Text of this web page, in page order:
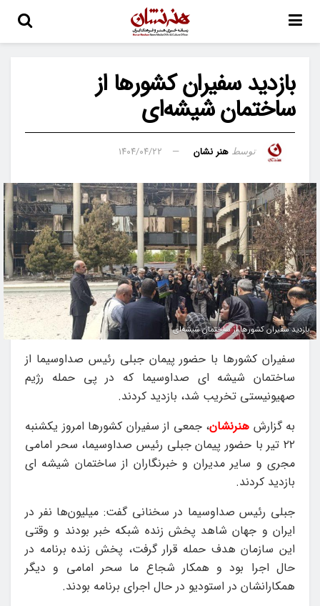
بازدید سفیران کشورها از
ساختمان شیشه‌ای
توسط هنر نشان ۱۴۰۴/۰۴/۲۲
بازدید سفیران کشورها از ساختمان شیشه‌ای
سفیران کشورها با حضور پیمان جبلی رئیس صداوسیما از
ساختمان شیشه ای صداوسیما که در پی حمله رژیم
صهیونیستی تخریب شد، بازدید کردند.
به گزارش هنرنشان، جمعی از سفیران کشورها امروز یکشنبه
۲۲ تیر با حضور پیمان جبلی رئیس صداوسیما، سحر امامی
مجری و سایر مدیران و خبرنگاران از ساختمان شیشه ای
بازدید کردند.
جبلی رئیس صداوسیما در سخنانی گفت: میلیون‌ها نفر در
ایران و جهان شاهد پخش زنده شبکه خبر بودند و وقتی
این سازمان هدف حمله قرار گرفت، پخش زنده برنامه در
حال اجرا بود و همکار شجاع ما سحر امامی و دیگر
همکارانشان در استودیو در حال اجرای برنامه بودند.